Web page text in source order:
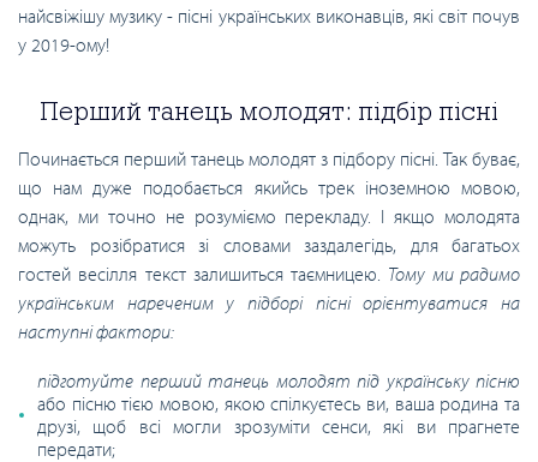
найсвіжішу музику - пісні українських виконавців, які світ почув
у 2019-ому!
Перший танець молодят: підбір пісні
Починається перший танець молодят з підбору пісні. Так буває,
що нам дуже подобається якийсь трек іноземною мовою,
однак, ми точно не розуміємо перекладу. І якщо молодята
можуть розібратися зі словами заздалегідь, для багатьох
гостей весілля текст залишиться таємницею. Тому ми радимо
українським нареченим у підборі пісні орієнтуватися на
наступні фактори:
підготуйте перший танець молодят під українську пісню
або пісню тією мовою, якою спілкуєтесь ви, ваша родина та
друзі, щоб всі могли зрозуміти сенси, які ви прагнете
передати;